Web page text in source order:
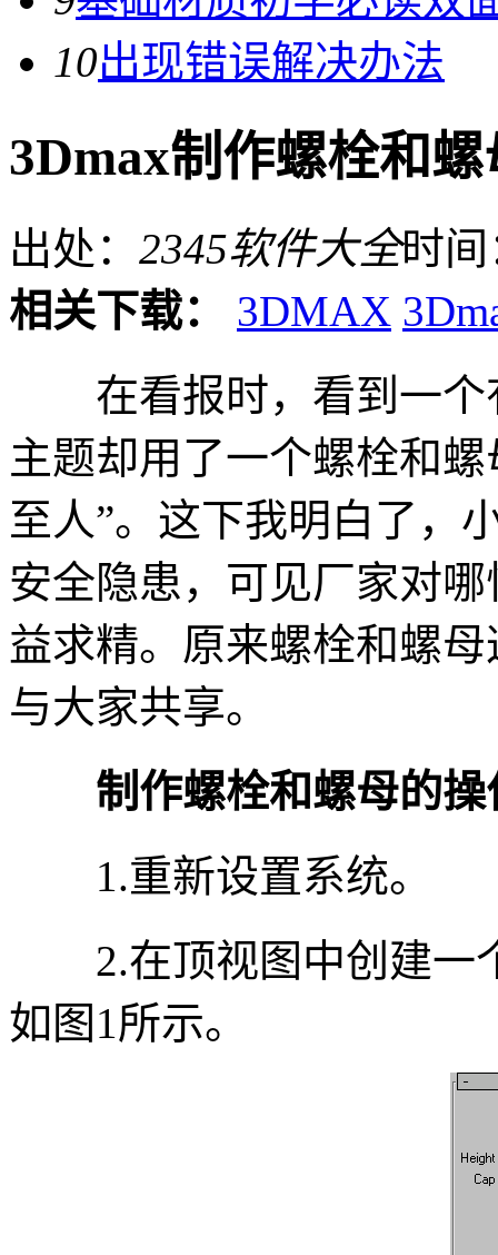
10出现错误解决办法
3Dmax制作螺栓和螺
出处： 2345软件大全时间
相关下载：
3DMAX
在看报时，看到一个
主题却用了一个螺栓和
至人”。这下我明白了，
安全隐患，可见厂家对
益求精。原来螺栓和螺
与大家共享。
制作螺栓和螺母的
1.重新设置系统。
2.在顶视图中创建一
如图1所示。